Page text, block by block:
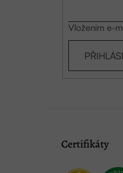
Vložením e-
Certifikáty